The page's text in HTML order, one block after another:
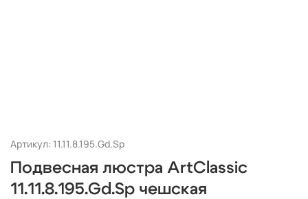
Артикул: 11.11.8.195.Gd.Sp
Подвесная люстра ArtClassic
11.11.8.195.Gd.Sp чешская